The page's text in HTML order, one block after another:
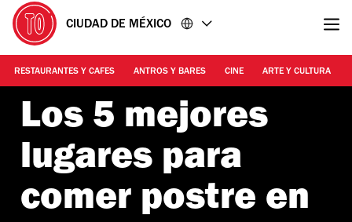
CIUDAD DE MÉXICO
RESTAURANTES Y CAFES ANTROS Y BARES CINE ARTE Y CULTURA
Los 5 mejores
lugares para
comer postre en